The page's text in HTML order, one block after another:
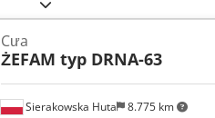
Sierakowska Huta 8.775 km
Cưa
ŻEFAM typ DRNA-63